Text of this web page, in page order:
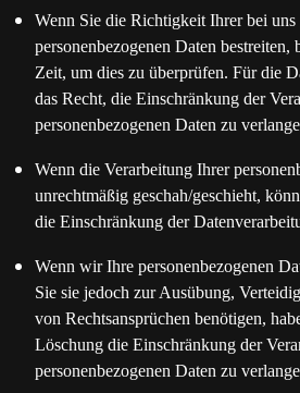
Wenn Sie die Richtigkeit Ihrer bei uns
personenbezogenen Daten
Zeit, um dies zu überprüfen. Für die
das Recht, die Einschränkung der
personenbezogenen Daten zu
Wenn die Verarbeitung Ihrer
unrechtmäßig geschah/geschieht,
die Einschränkung der
Wenn wir Ihre personenbezogenen
Sie sie jedoch zur Ausübung,
von Rechtsansprüchen benötigen,
Löschung die Einschränkung der
personenbezogenen Daten zu